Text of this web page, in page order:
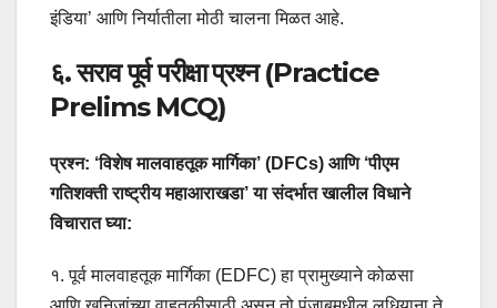
इंडिया’ आणि निर्यातीला मोठी चालना मिळत आहे.
६. सराव पूर्व परीक्षा प्रश्न (Practice
Prelims MCQ)
प्रश्न: ‘विशेष मालवाहतूक मार्गिका’ (DFCs) आणि ‘पीएम
गतिशक्ती राष्ट्रीय महाआराखडा’ या संदर्भात खालील विधाने
विचारात घ्या:
१. पूर्व मालवाहतूक मार्गिका (EDFC) हा प्रामुख्याने कोळसा